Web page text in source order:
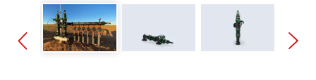
France
French